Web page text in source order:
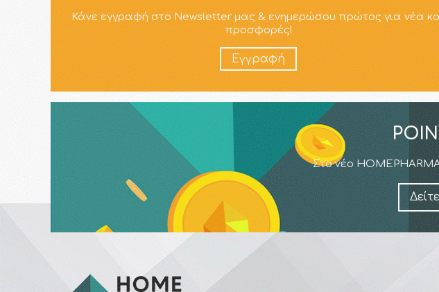
Κάνε εγγραφή στο Newsletter μας & ενημερώσου πρώτος για νέα
προσφορές!
Εγγραφή
Στο νέο